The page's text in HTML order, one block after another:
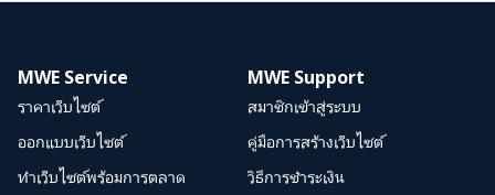
MWE Service
ราคาเว็บไซต์
ออกแบบเว็บไซต์
ทำเว็บไซต์พร้อมการตลาด
MWE Support
สมาชิกเข้าสู่ระบบ
คู่มือการสร้างเว็บไซต์
วิธีการชำระเงิน